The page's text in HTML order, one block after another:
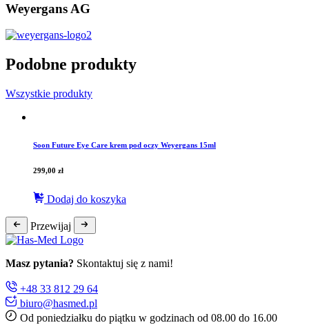
Weyergans AG
Podobne produkty
Wszystkie produkty
Soon Future Eye Care krem pod oczy Weyergans 15ml
299,00 zł
Dodaj do koszyka
Przewijaj
Masz pytania? Skontaktuj się z nami!
+48 33 812 29 64
biuro@hasmed.pl
Od poniedziałku do piątku w godzinach od 08.00 do 16.00